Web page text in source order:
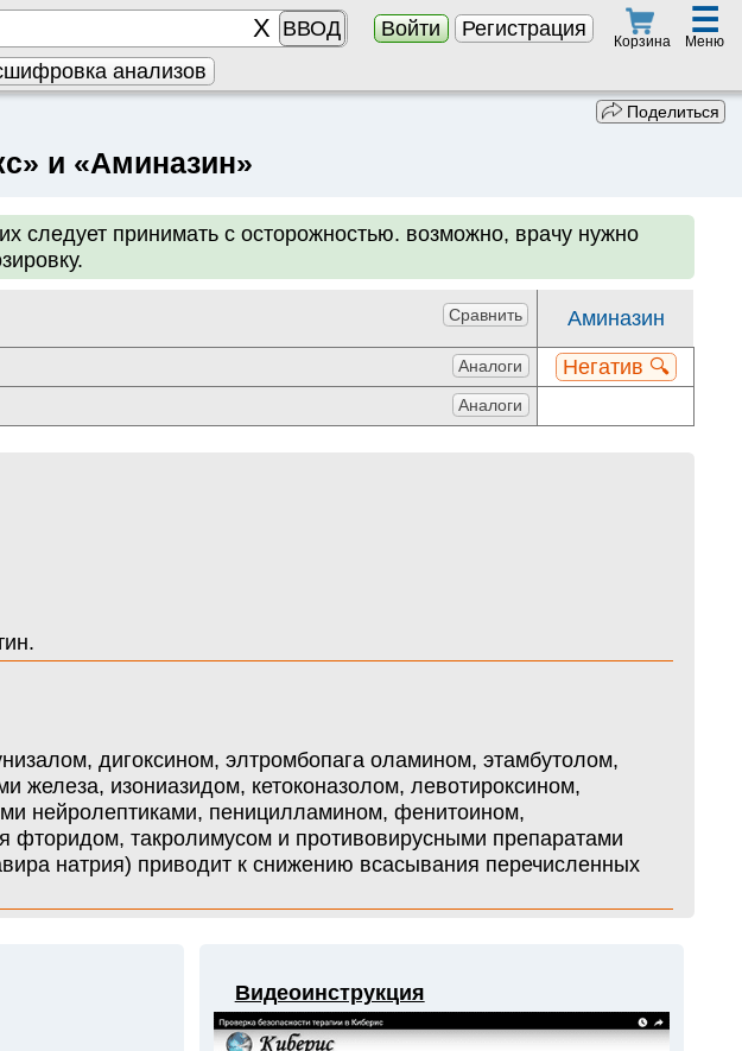
ВВОД Войти Регистрация
Корзина
☰
Меню
анализов
Поделиться
и «Аминазин»
следует принимать с осторожностью. возможно, врачу нужно
Сравнить Аминазин
Аналоги
Негатив 🔍
Аналоги
дигоксином, элтромбопага оламином, этамбутолом,
железа, изониазидом, кетоконазолом, левотироксином,
нейролептиками, пеницилламином, фенитоином,
фторидом, такролимусом и противовирусными препаратами
натрия) приводит к снижению всасывания перечисленных
Видеоинструкция